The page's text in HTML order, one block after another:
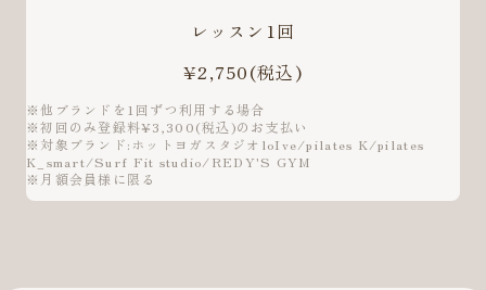
レッスン1回
¥2,750(税込)
※他ブランドを1回ずつ利用する場合
※初回のみ登録料¥3,300(税込)のお支払い
※対象ブランド:ホットヨガスタジオloIve/pilates K/pilates
K_smart/Surf Fit studio/REDY'S GYM
※月額会員様に限る